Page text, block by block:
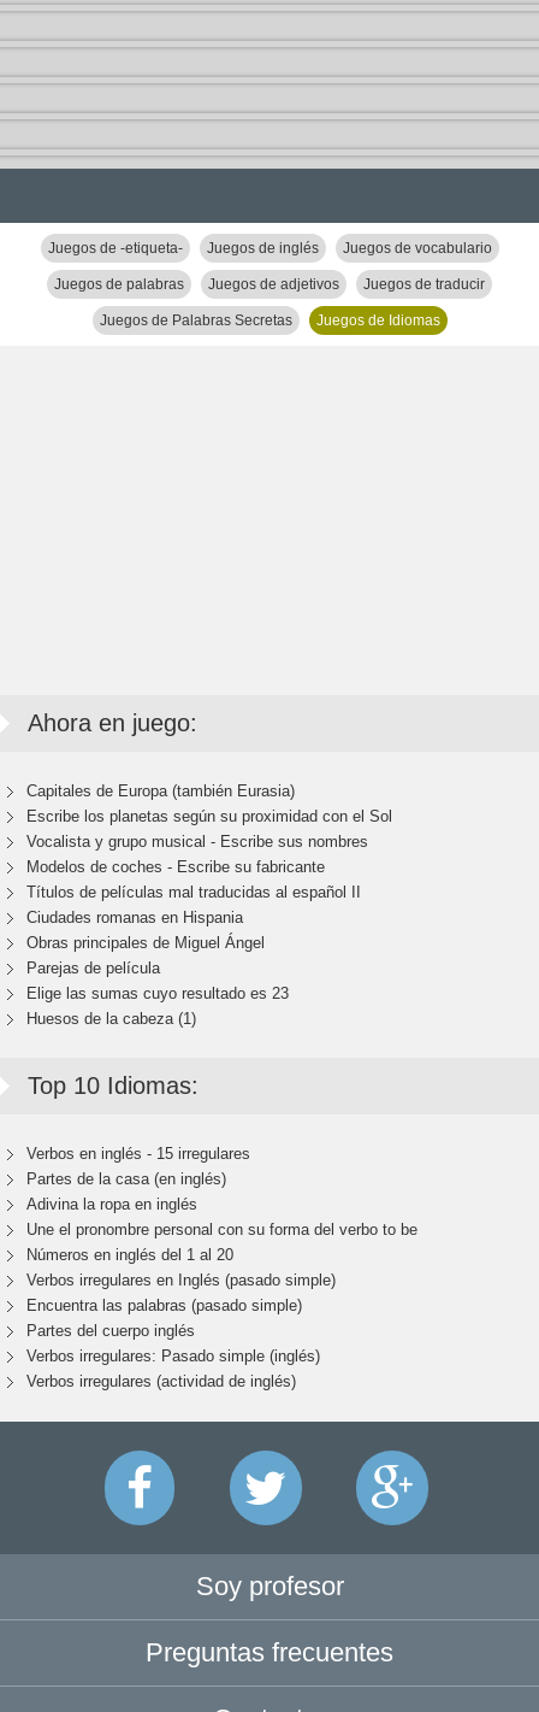
Juegos de -etiqueta- Juegos de inglés Juegos de vocabulario
Juegos de palabras Juegos de adjetivos Juegos de traducir
Juegos de Palabras Secretas Juegos de Idiomas
Ahora en juego:
Capitales de Europa (también Eurasia)
Escribe los planetas según su proximidad con el Sol
Vocalista y grupo musical - Escribe sus nombres
Modelos de coches - Escribe su fabricante
Títulos de películas mal traducidas al español II
Ciudades romanas en Hispania
Obras principales de Miguel Ángel
Parejas de película
Elige las sumas cuyo resultado es 23
Huesos de la cabeza (1)
Top 10 Idiomas:
Verbos en inglés - 15 irregulares
Partes de la casa (en inglés)
Adivina la ropa en inglés
Une el pronombre personal con su forma del verbo to be
Números en inglés del 1 al 20
Verbos irregulares en Inglés (pasado simple)
Encuentra las palabras (pasado simple)
Partes del cuerpo inglés
Verbos irregulares: Pasado simple (inglés)
Verbos irregulares (actividad de inglés)
Soy profesor
Preguntas frecuentes